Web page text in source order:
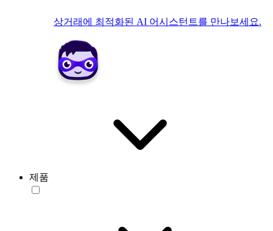
상거래에 최적화된 AI 어시스턴트를 만나보세요.
제품